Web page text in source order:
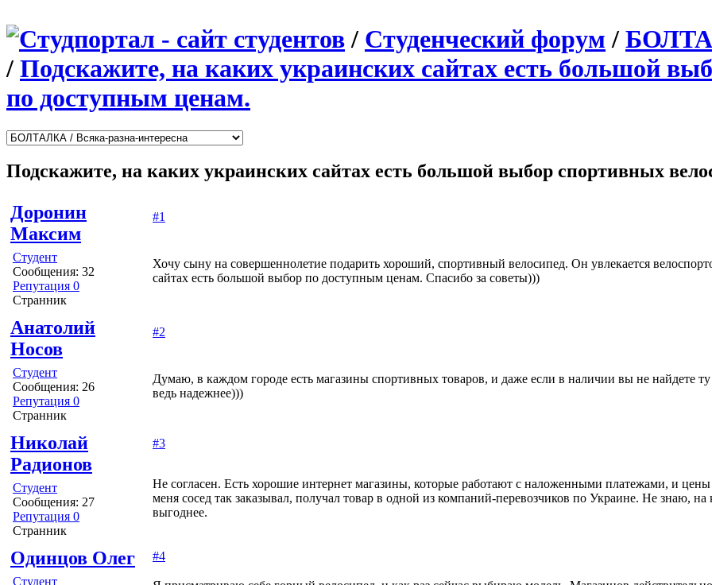
/ Студенческий форум /
/ Подскажите, на каких украинских сайтах есть большой
по доступным ценам.
Подскажите, на каких украинских сайтах есть большой выбор спортивных
Доронин
Максим
Студент
Сообщения: 32
Репутация 0
Странник
#1
Хочу сыну на совершеннолетие подарить хороший, спортивный велосипед. Он увлекается
сайтах есть большой выбор по доступным ценам. Спасибо за советы)))
Анатолий
Носов
Студент
Сообщения: 26
Репутация 0
Странник
#2
Думаю, в каждом городе есть магазины спортивных товаров, и даже если в наличии вы не найдете
ведь надежнее)))
Николай
Радионов
Студент
Сообщения: 27
Репутация 0
Странник
#3
Не согласен. Есть хорошие интернет магазины, которые работают с наложенными платежами, и
меня сосед так заказывал, получал товар в одной из компаний-перевозчиков по Украине. Не знаю,
выгоднее.
Одинцов Олег
Студент
#4